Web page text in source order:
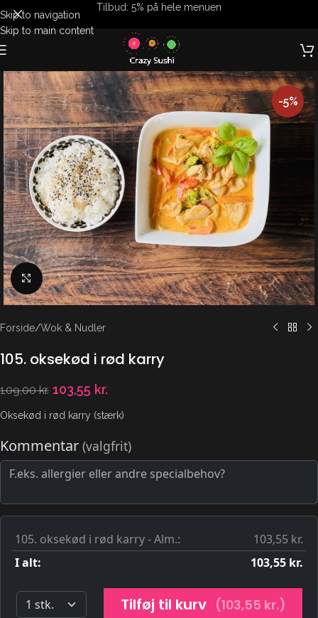
Skip to navigation
Skip to main content
Tilbud: 5% på hele menuen
-5%
Klik for at forstørre
Forside/Wok & Nudler
105. oksekød i rød karry
109,00kr. 103,55 kr.
Oksekød i rød karry (stærk)